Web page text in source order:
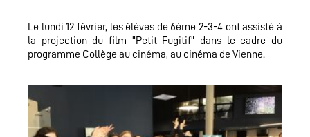
Le lundi 12 février, les élèves de 6ème 2-3-4 ont assisté à
la projection du film “Petit Fugitif” dans le cadre du
programme Collège au cinéma, au cinéma de Vienne.